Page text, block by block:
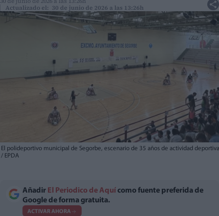
Actualizado el: 30 de junio de 2026 a las 13:26h
El polideportivo municipal de Segorbe, escenario de 35 años de actividad
/ EPDA
Añadir El Periodico de Aquí como fuente preferida de
Google de forma gratuita.
ACTIVAR AHORA